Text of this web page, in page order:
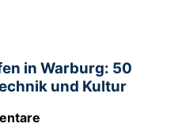
in Warburg: 50
und Kultur